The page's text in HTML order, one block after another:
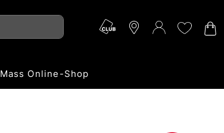
Mass Online-Shop